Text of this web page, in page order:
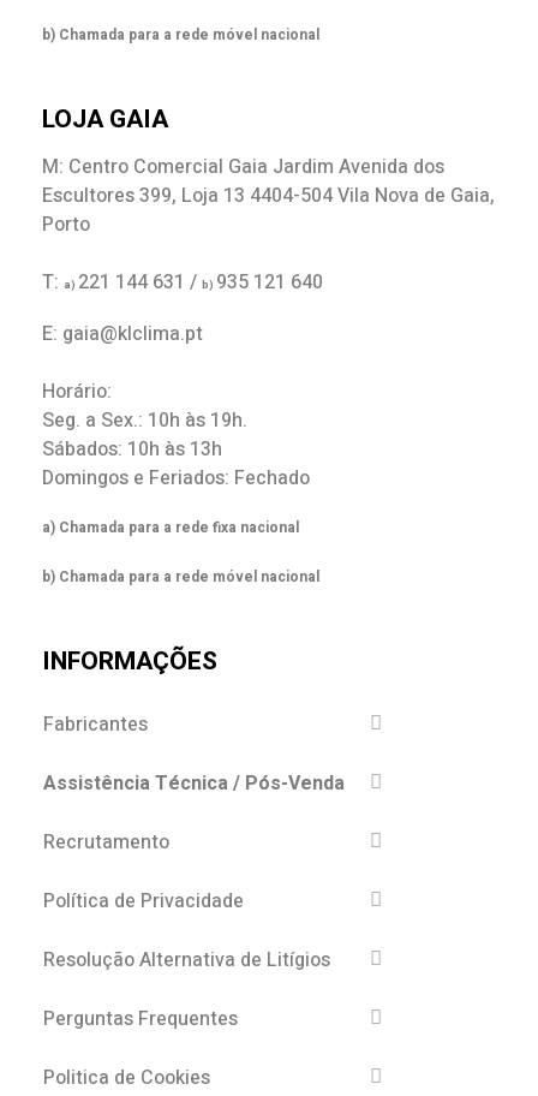
b) Chamada para a rede móvel nacional
LOJA GAIA
M: Centro Comercial Gaia Jardim Avenida dos
Escultores 399, Loja 13 4404-504 Vila Nova de Gaia,
Porto
T: a) 221 144 631 / b) 935 121 640
E: gaia@klclima.pt
Horário:
Seg. a Sex.: 10h às 19h.
Sábados: 10h às 13h
Domingos e Feriados: Fechado
a) Chamada para a rede fixa nacional
b) Chamada para a rede móvel nacional
INFORMAÇÕES
Fabricantes
Assistência Técnica / Pós-Venda
Recrutamento
Política de Privacidade
Resolução Alternativa de Litígios
Perguntas Frequentes
Politica de Cookies